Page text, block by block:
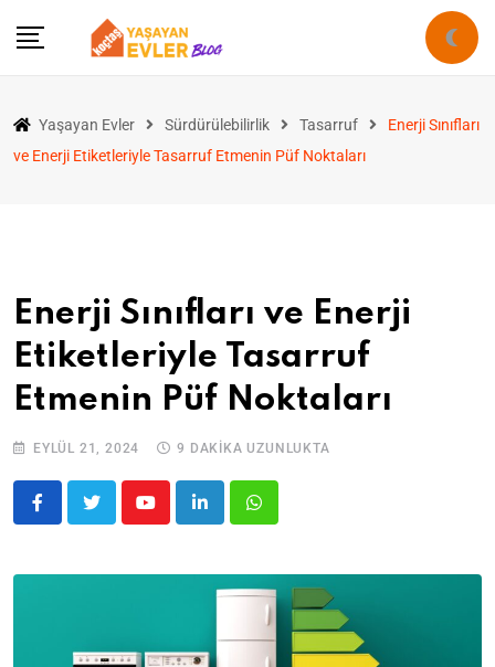
Yaşayan Evler Sürdürülebilirlik Tasarruf
Enerji Sınıfları
ve Enerji Etiketleriyle Tasarruf Etmenin Püf Noktaları
Enerji Sınıfları ve Enerji
Etiketleriyle Tasarruf
Etmenin Püf Noktaları
EYLÜL 21, 2024 9 DAKIKA UZUNLUKTA